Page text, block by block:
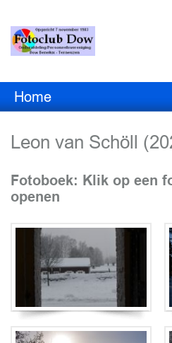
Home
Leon van Schöll
Fotoboek: Klik op een
openen